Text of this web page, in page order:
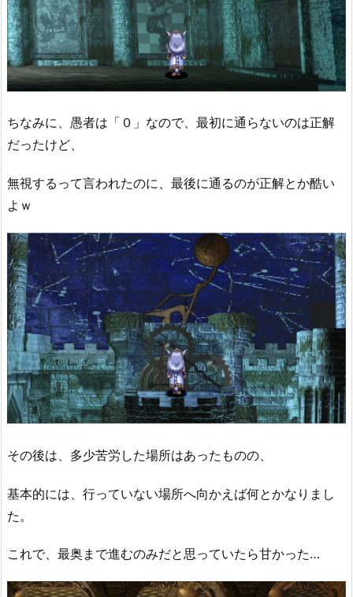
ちなみに、愚者は「０」なので、最初に通らないのは正解
だったけど、
無視するって言われたのに、最後に通るのが正解とか酷い
よｗ
その後は、多少苦労した場所はあったものの、
基本的には、行っていない場所へ向かえば何とかなりまし
た。
これで、最奥まで進むのみだと思っていたら甘かった…